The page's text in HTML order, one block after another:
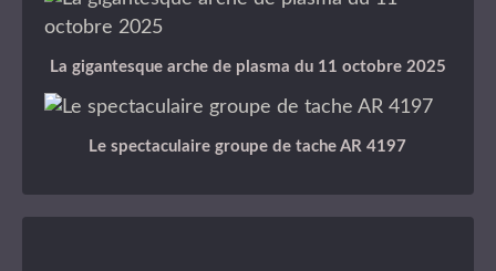
La gigantesque arche de plasma du 11 octobre 2025
Le spectaculaire groupe de tache AR 4197